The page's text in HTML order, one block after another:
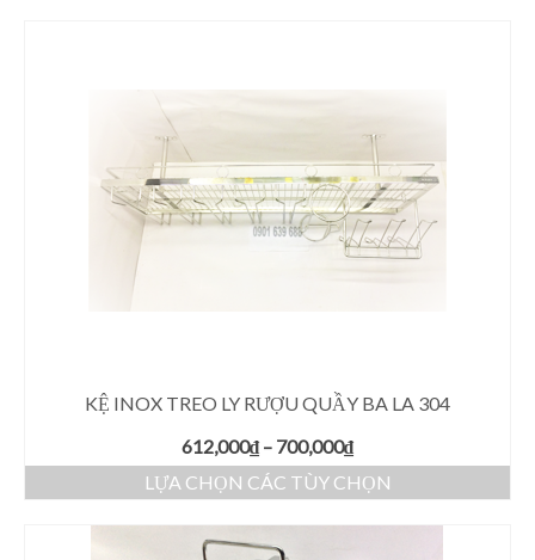
Kệ Inox 304 Bình Nước La
Phụ Kiện Nhà Bếp Khác
Phụ Kiện Phòng Tắm Khác
Giá Kệ Inox 304 Có Khay
Giá Kệ Inox 304 Mờ
KỆ INOX TREO LY RƯỢU QUẦY BA LA 304
612,000₫ – 700,000₫
LỰA CHỌN CÁC TÙY CHỌN